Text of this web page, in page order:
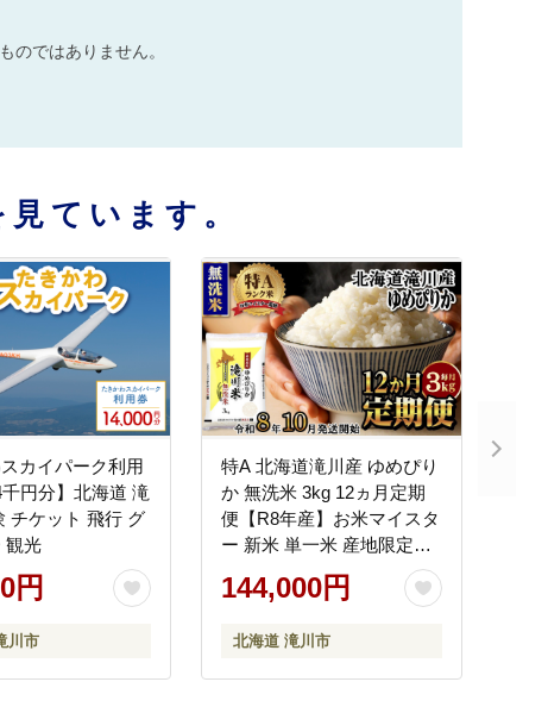
のではありません。
ています。
カイパーク利用
円分】北海道 滝
チケット 飛行 グ
観光
円
川市
特A 北海道滝川産 ゆめぴり
か 無洗米 3kg 12ヵ月定期
便【R8年産】お米マイスタ
ー 新米 単一米 産地限定米
ブランド米 北海道米 北海
道産 白米 精米 米 こめ お米
料 むせんまい 限定
144,000円
北海道 滝川市